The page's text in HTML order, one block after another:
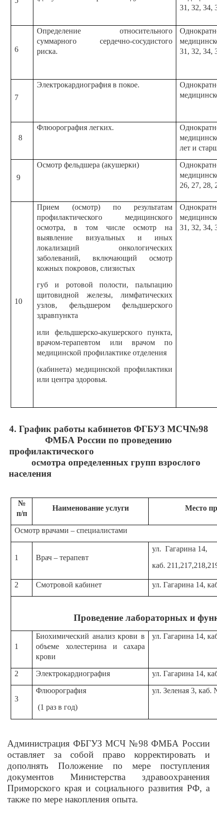
31, 32, 34,
6
Определение относительного
суммарного сердечно-сосудистого
риска.
31, 32, 34,
7
Электрокардиография в покое.
8
Флюорография легких.
лет и
9
Осмотр фельдшера (акушерки)
26, 27, 28,
10
Прием (осмотр) по результатам
профилактического медицинского
осмотра, в том числе осмотр на
выявление визуальных и иных
локализаций онкологических
заболеваний, включающий осмотр
кожных покровов, слизистых
губ и ротовой полости, пальпацию
щитовидной железы, лимфатических
узлов, фельдшером фельдшерского
здравпункта
или фельдшерско-акушерского пункта,
врачом-терапевтом или врачом по
медицинской профилактике отделения
(кабинета) медицинской профилактики
или центра здоровья.
31, 32, 34,
4. График работы кабинетов ФГБУЗ МСЧ№98
ФМБА России по проведению
профилактического
осмотра определенных групп взрослого
населения
№
п/п
Наименование услуги Место
Осмотр врачами – специалистами
1 Врач – терапевт
ул. Гагарина 14,
каб.
2 Смотровой кабинет ул. Гагарина 14,
Проведение лабораторных и
1
Биохимический анализ крови в
объеме холестерина и сахара
крови
ул. Гагарина 14,
2 Электрокардиография ул. Гагарина 14,
3
Флюорография
(1 раз в год)
ул. Зеленая 3, каб.
Администрация ФБГУЗ МСЧ №98 ФМБА России
оставляет за собой право корректировать и
дополнять Положение по мере поступления
документов Министерства здравоохранения
Приморского края и социального развития РФ, а
также по мере накопления опыта.